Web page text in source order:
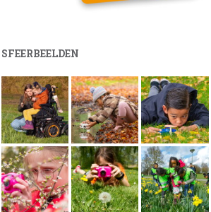
SFEERBEELDEN